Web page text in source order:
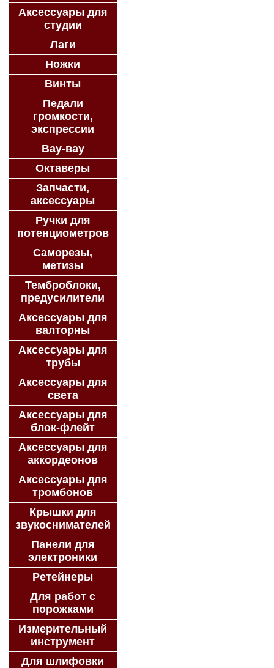
Аксессуары для
студии
Лаги
Ножки
Винты
Педали
громкости,
экспрессии
Вау-вау
Октаверы
Запчасти,
аксессуары
Ручки для
потенциометров
Саморезы,
метизы
Темброблоки,
предусилители
Аксессуары для
валторны
Аксессуары для
трубы
Аксессуары для
света
Аксессуары для
блок-флейт
Аксессуары для
аккордеонов
Аксессуары для
тромбонов
Крышки для
звукоснимателей
Панели для
электроники
Ретейнеры
Для работ с
порожками
Измерительный
инструмент
Для шлифовки